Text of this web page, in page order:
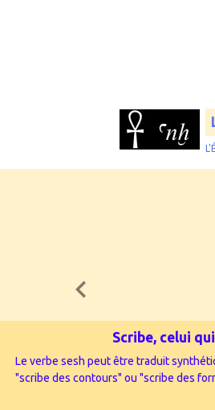
Scribe, celui
Le verbe sesh peut être traduit
"scribe des contours" ou "scribe des